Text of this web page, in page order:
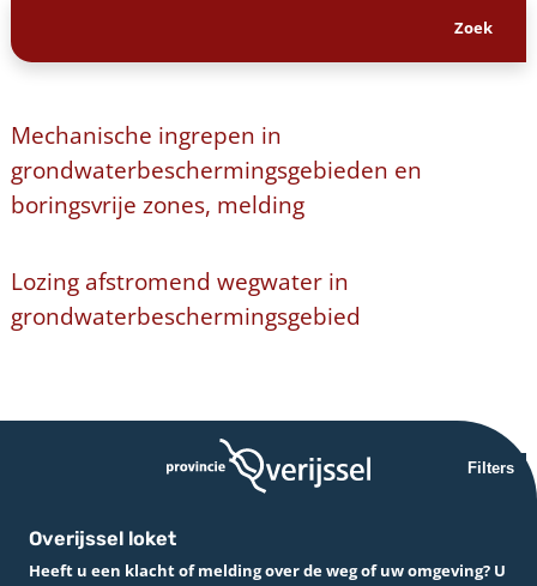
Mechanische ingrepen in
grondwaterbeschermingsgebieden en
boringsvrije zones, melding
Lozing afstromend wegwater in
grondwaterbeschermingsgebied
Filters
Overijssel loket
Heeft u een klacht of melding over de weg of uw omgeving? U